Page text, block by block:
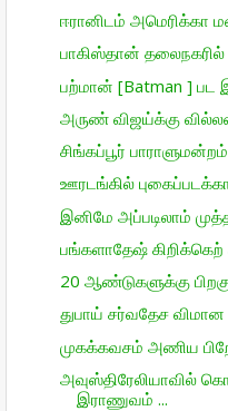
ஈரானிடம் அமெரிக்கா
பாகிஸ்தான் தலைநகரில்
பற்மான் [Batman ]
அருண் விஜய்க்கு
சிங்கப்பூர்
ஊரடங்கில்
இனிமே அப்படிலாம்
பங்களாதேஷ்
20 ஆண்டுகளுக்கு
துபாய் சர்வதேச
முகக்கவசம் அணிய
அவுஸ்திரேலியாவில்
இராணுவம் ...